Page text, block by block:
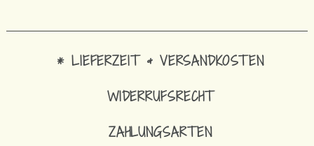
* LIEFERZEIT & VERSANDKOSTEN
WIDERRUFSRECHT
ZAHLUNGSARTEN